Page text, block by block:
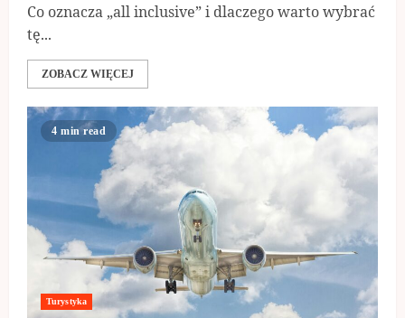
Co oznacza „all inclusive” i dlaczego warto wybrać
tę...
ZOBACZ WIĘCEJ
4 min read
Turystyka